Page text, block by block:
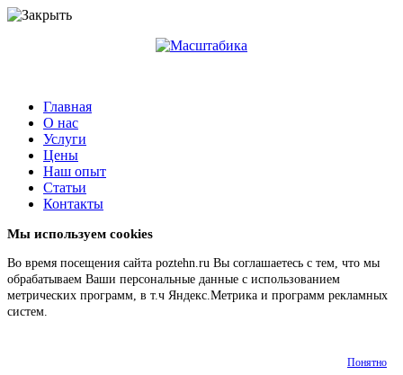
Главная
О нас
Услуги
Цены
Наш опыт
Статьи
Контакты
Мы используем cookies
Во время посещения сайта poztehn.ru Вы соглашаетесь с тем, что мы
обрабатываем Ваши персональные данные с использованием
метрических программ, в т.ч Яндекс.Метрика и программ рекламных
систем.
Понятно